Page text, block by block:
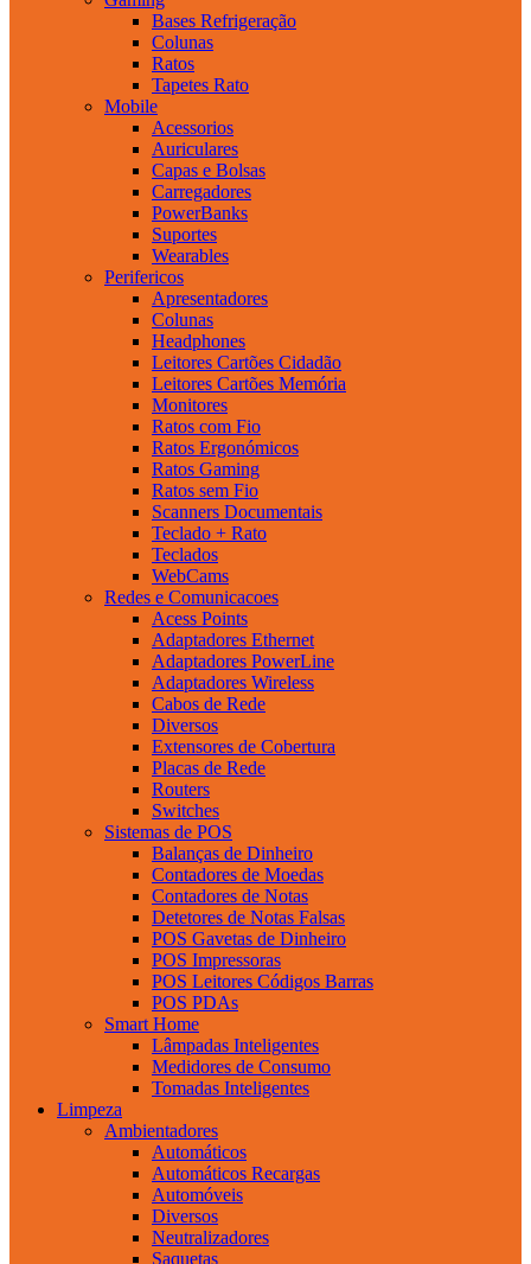
Bases Refrigeração
Colunas
Ratos
Tapetes Rato
Mobile
Acessorios
Auriculares
Capas e Bolsas
Carregadores
PowerBanks
Suportes
Wearables
Perifericos
Apresentadores
Colunas
Headphones
Leitores Cartões Cidadão
Leitores Cartões Memória
Monitores
Ratos com Fio
Ratos Ergonómicos
Ratos Gaming
Ratos sem Fio
Scanners Documentais
Teclado + Rato
Teclados
WebCams
Redes e Comunicacoes
Acess Points
Adaptadores Ethernet
Adaptadores PowerLine
Adaptadores Wireless
Cabos de Rede
Diversos
Extensores de Cobertura
Placas de Rede
Routers
Switches
Sistemas de POS
Balanças de Dinheiro
Contadores de Moedas
Contadores de Notas
Detetores de Notas Falsas
POS Gavetas de Dinheiro
POS Impressoras
POS Leitores Códigos Barras
POS PDAs
Smart Home
Lâmpadas Inteligentes
Medidores de Consumo
Tomadas Inteligentes
Limpeza
Ambientadores
Automáticos
Automáticos Recargas
Automóveis
Diversos
Neutralizadores
Saquetas